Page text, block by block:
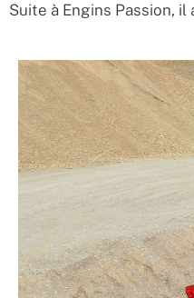
Suite à Engins Passion,